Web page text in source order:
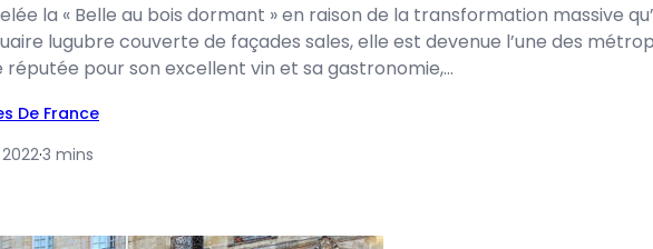
la « Belle au bois dormant » en raison de la transformation massive
lugubre couverte de façades sales, elle est devenue l’une des
pour son excellent vin et sa gastronomie,…
De France
·3 mins